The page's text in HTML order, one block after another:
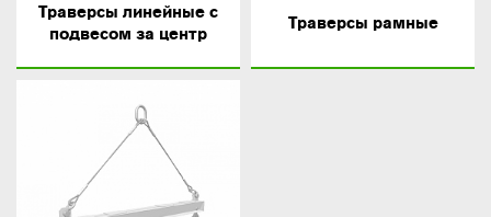
Траверсы линейные с
подвесом за центр
Траверсы рамные